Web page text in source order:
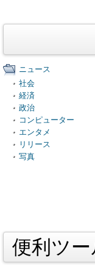
ニュース
社会
経済
政治
コンピューター
エンタメ
リリース
写真
便利ツ